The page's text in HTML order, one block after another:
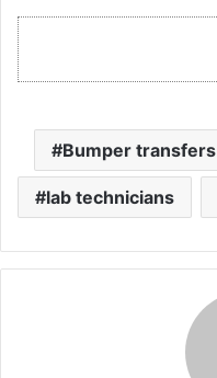
Bumper transfers
lab technicians